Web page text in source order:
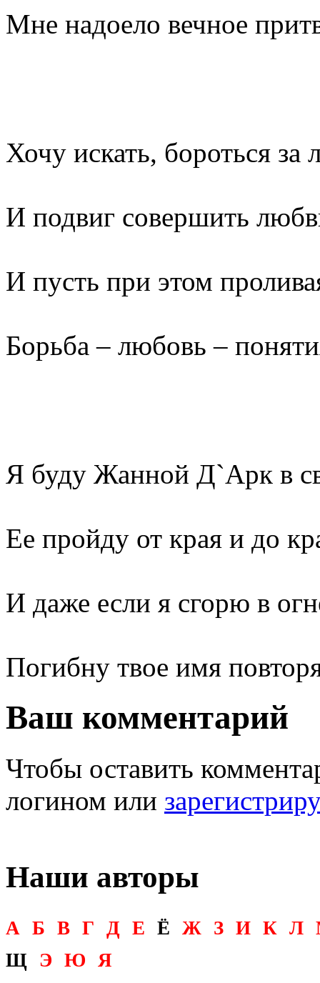
Мне надоело вечное
Хочу искать, бороться за
И подвиг совершить
И пусть при этом
Борьба – любовь –
Я буду Жанной Д`Арк в
Ее пройду от края и до
И даже если я сгорю в
Погибну твое имя
Ваш комментарий
Чтобы оставить
логином или
Наши авторы
А Б В Г Д Е Ё Ж З И К Л
Щ
Э Ю Я